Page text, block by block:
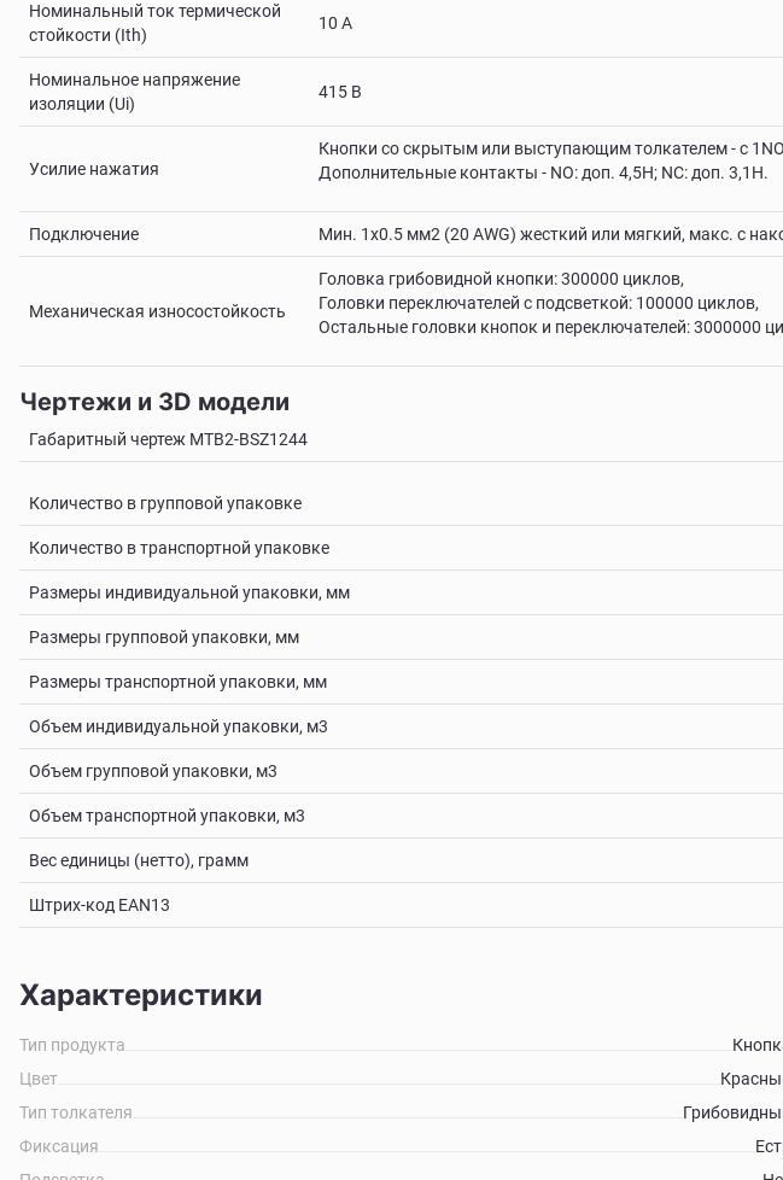
Номинальный ток термической
стойкости (Ith)
10 А
Номинальное напряжение
изоляции (Ui)
415 В
Усилие нажатия
Кнопки со скрытым или выступающим толкателем - с
Дополнительные контакты - NO: доп. 4,5Н; NC: доп. 3,1Н.
Подключение Мин. 1х0.5 мм2 (20 AWG) жесткий или мягкий, макс. c
Механическая износостойкость
Головка грибовидной кнопки: 300000 циклов,
Головки переключателей с подсветкой: 100000 циклов,
Остальные головки кнопок и переключателей: 3000000
Чертежи и 3D модели
Габаритный чертеж MTB2-BSZ1244
Количество в групповой упаковке
Количество в транспортной упаковке
Размеры индивидуальной упаковки, мм
Размеры групповой упаковки, мм
Размеры транспортной упаковки, мм
Объем индивидуальной упаковки, м3
Объем групповой упаковки, м3
Объем транспортной упаковки, м3
Вес единицы (нетто), грамм
Штрих-код EAN13
Характеристики
Тип продукта
Цвет
Тип толкателя
Фиксация